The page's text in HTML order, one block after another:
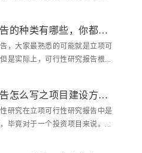
的种类有哪些，你都了
，大家最熟悉的可能就是立项可
是实际上，可行性研究报告根...
怎么写之项目建设方案
研究在立项可行性研究报告中是
毕竟对于一个投资项目来说。...